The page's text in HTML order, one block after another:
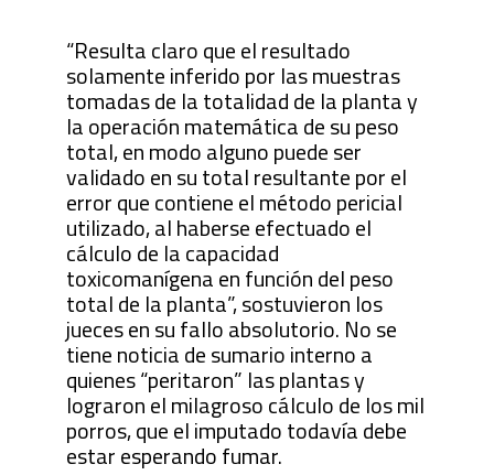
“Resulta claro que el resultado
solamente inferido por las muestras
tomadas de la totalidad de la planta y
la operación matemática de su peso
total, en modo alguno puede ser
validado en su total resultante por el
error que contiene el método pericial
utilizado, al haberse efectuado el
cálculo de la capacidad
toxicomanígena en función del peso
total de la planta”, sostuvieron los
jueces en su fallo absolutorio. No se
tiene noticia de sumario interno a
quienes “peritaron” las plantas y
lograron el milagroso cálculo de los mil
porros, que el imputado todavía debe
estar esperando fumar.